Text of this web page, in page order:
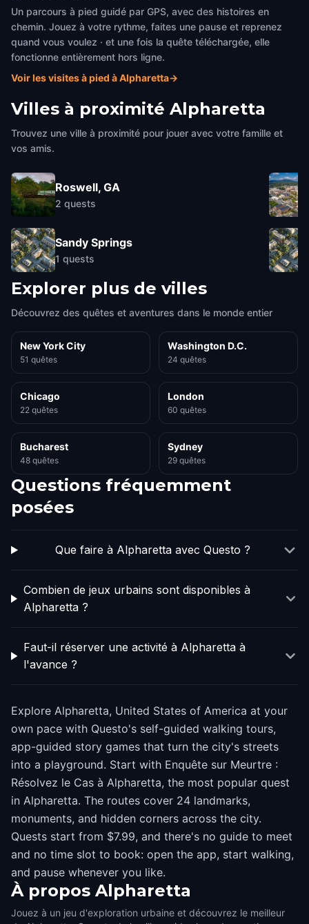
Un parcours à pied guidé par GPS, avec des histoires en
chemin. Jouez à votre rythme, faites une pause et reprenez
quand vous voulez · et une fois la quête téléchargée, elle
fonctionne entièrement hors ligne.
Voir les visites à pied à Alpharetta→
Villes à proximité Alpharetta
Trouvez une ville à proximité pour jouer avec votre famille et
vos amis.
Roswell, GA
2 quests
Sandy Springs
1 quests
Explorer plus de villes
Découvrez des quêtes et aventures dans le monde entier
New York City
51 quêtes
Washington D.C.
24 quêtes
Chicago
22 quêtes
London
60 quêtes
Bucharest
48 quêtes
Sydney
29 quêtes
Questions fréquemment
posées
Que faire à Alpharetta avec Questo ?
Combien de jeux urbains sont disponibles à
Alpharetta ?
Faut-il réserver une activité à Alpharetta à
l'avance ?
Explore Alpharetta, United States of America at your
own pace with Questo's self-guided walking tours,
app-guided story games that turn the city's streets
into a playground. Start with Enquête sur Meurtre :
Résolvez le Cas à Alpharetta, the most popular quest
in Alpharetta. The routes cover 24 landmarks,
monuments, and hidden corners across the city.
Quests start from $7.99, and there's no guide to meet
and no time slot to book: open the app, start walking,
and pause whenever you like.
À propos Alpharetta
Jouez à un jeu d'exploration urbaine et découvrez le meilleur